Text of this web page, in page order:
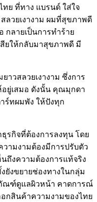
ทย ที่ทาง แบรนด์ ใส่ใจ
ลวยเงางาม ผมที่สุขภาพดี
กลายเป็นการทำร้าย
สียให้กลับมาสุขภาพดี มี
าวสลวยเงางาม ซึ่งการ
อยู่เสมอ ดังนั้น คุณมุกดา
ร์ทผมพัง ให้ปังทุก
รกิจที่ต้องการลงทุน โดย
ามงามต้องมีการปรับตัว
ถึงความต้องการแท้จริง
ยังขยายช่องทางในกลุ่ม
ภัณฑ์ดูแลผิวหน้า คาดการณ์
กสินค้าความงามของไทย